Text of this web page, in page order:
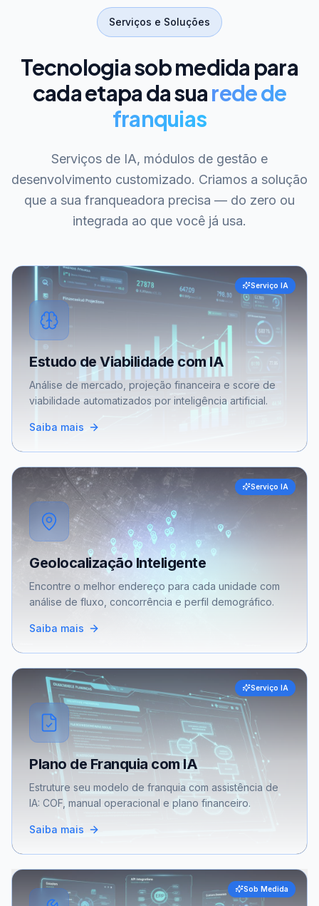
Serviços e Soluções
Tecnologia sob medida para
cada etapa da suarede de
franquias
Serviços de IA, módulos de gestão e
desenvolvimento customizado. Criamos a solução
que a sua franqueadora precisa — do zero ou
integrada ao que você já usa.
Serviço IA
Estudo de Viabilidade com IA
Análise de mercado, projeção financeira e score de
viabilidade automatizados por inteligência artificial.
Saiba mais
Serviço IA
Geolocalização Inteligente
Encontre o melhor endereço para cada unidade com
análise de fluxo, concorrência e perfil demográfico.
Saiba mais
Serviço IA
Plano de Franquia com IA
Estruture seu modelo de franquia com assistência de
IA: COF, manual operacional e plano financeiro.
Saiba mais
Sob Medida